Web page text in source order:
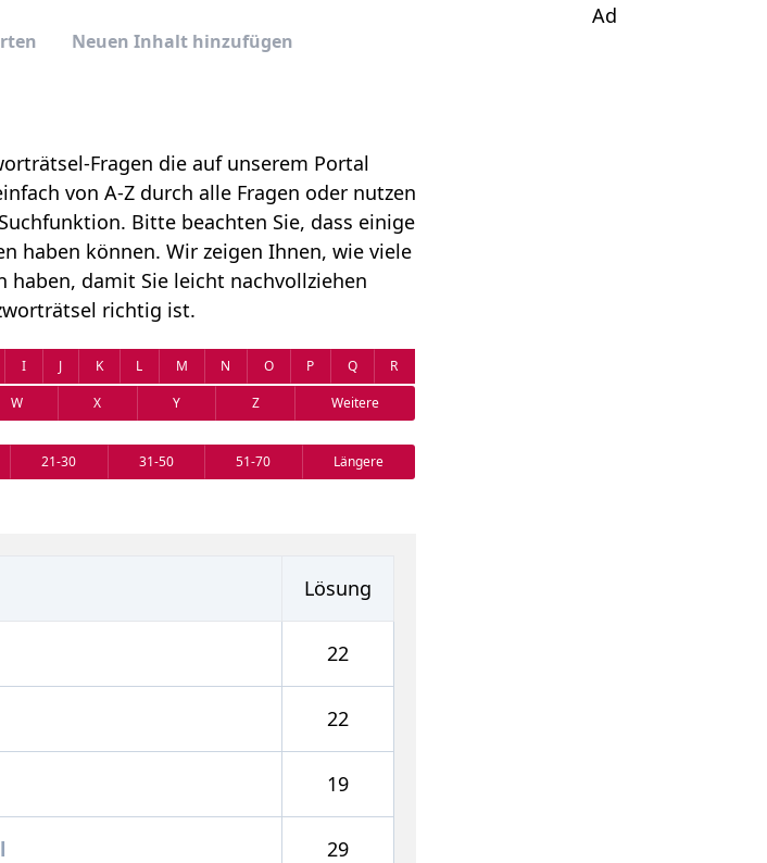
Neuen Inhalt hinzufügen
Ad
Fragen die auf unserem Portal
von A-Z durch alle Fragen oder nutzen
Bitte beachten Sie, dass einige
haben können. Wir zeigen Ihnen, wie viele
damit Sie leicht nachvollziehen
richtig ist.
I J K L M N O P Q
R
W X Y Z Weitere
21-30 31-50 51-70 Längere
Lösung
22
22
19
29